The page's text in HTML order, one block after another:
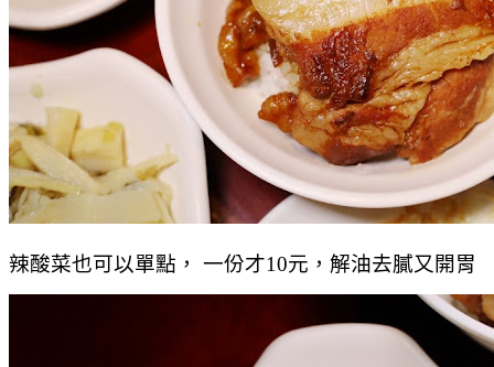
辣酸菜也可以單點， 一份才10元，解油去膩又開胃